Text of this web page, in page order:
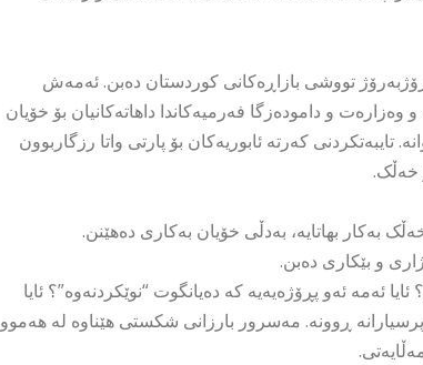
تووشی بازاڕەکانی کوردستان دەبن. ئەمەش
و دامودەزگا فەرمیەکاندا داهاتەکانیان بۆ خۆیان
کەرتە ئابوریەکان بۆ پارتی واتا رزگاربوون
خەڵک.
بەکار بهاتایە، بەدڵی خۆیان بەکاری دەهێنن.
و بێکاری دەبن.
ئەمە ئەو پڕۆژەیەیە کە دەیانگوت “نوێکردنەوە”؟ ئایا
ڕوونە. مەسرور بارزانی شکستی هێناوە لە هەموو